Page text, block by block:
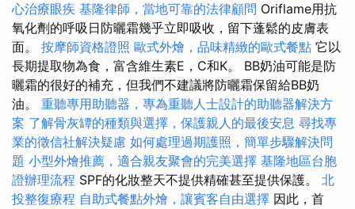
心治療眼疾 基隆律師，當地可靠的法律顧問 Oriflame用抗
氧化劑的呼吸日防曬霜幾乎立即吸收，留下蓬鬆的皮膚表
面。 按摩師資格證照 歐式外燴，品味精緻的歐式餐點 它以
長期提取物為食，富含維生素E，C和K。 BB奶油可能是防
曬霜的很好的補充，但我們不建議將防曬霜保留給BB奶
油。 重聽專用助聽器，專為重聽人士設計的助聽器解決方
案 了解骨灰罈的種類與選擇，保護親人的最後安息 尋找專
業的徵信社解決疑慮 如何處理過期護照，簡單步驟解決問
題 小型外燴推薦，適合親友聚會的完美選擇 基隆地區台胞
證辦理流程 SPF的化妝整天不提供精確甚至提供保護。 北
投整復療程 自助式餐點外燴，讓賓客自由選擇 因此，首